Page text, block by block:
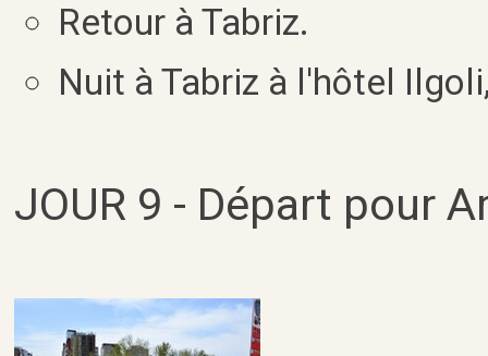
Retour à Tabriz.
Nuit à Tabriz à l'hôtel
JOUR 9 - Départ pour